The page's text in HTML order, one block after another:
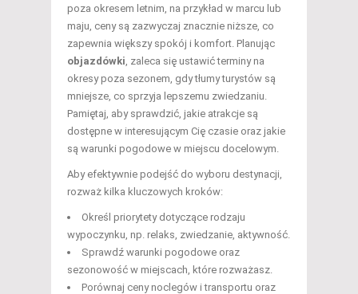
poza okresem letnim, na przykład w marcu lub
maju, ceny są zazwyczaj znacznie niższe, co
zapewnia większy spokój i komfort. Planując
objazdówki , zaleca się ustawić terminy na
okresy poza sezonem, gdy tłumy turystów są
mniejsze, co sprzyja lepszemu zwiedzaniu.
Pamiętaj, aby sprawdzić, jakie atrakcje są
dostępne w interesującym Cię czasie oraz jakie
są warunki pogodowe w miejscu docelowym.
Aby efektywnie podejść do wyboru destynacji,
rozważ kilka kluczowych kroków:
Określ priorytety dotyczące rodzaju
wypoczynku, np. relaks, zwiedzanie, aktywność.
Sprawdź warunki pogodowe oraz
sezonowość w miejscach, które rozważasz.
Porównaj ceny noclegów i transportu oraz